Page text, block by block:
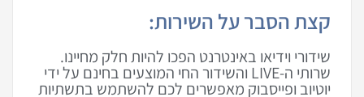
קצת הסבר על השירות:
שידורי וידיאו באינטרנט הפכו להיות חלק מחיינו.
שרותי ה-LIVE והשידור החי המוצעים בחינם על ידי
יוטיוב ופייסבוק מאפשרים לכם להשתמש בתשתיות